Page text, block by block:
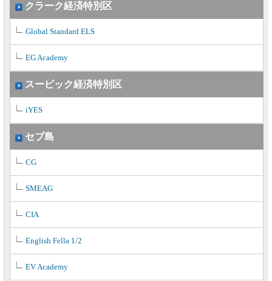
クラーク経済特別区
Global Standard ELS
EG Academy
スービック経済特別区
iYES
セブ島
CG
SMEAG
CIA
English Fella 1/2
EV Academy